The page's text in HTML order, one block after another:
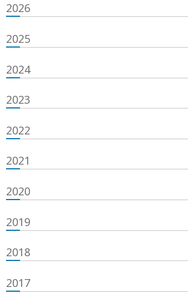
2026
2025
2024
2023
2022
2021
2020
2019
2018
2017